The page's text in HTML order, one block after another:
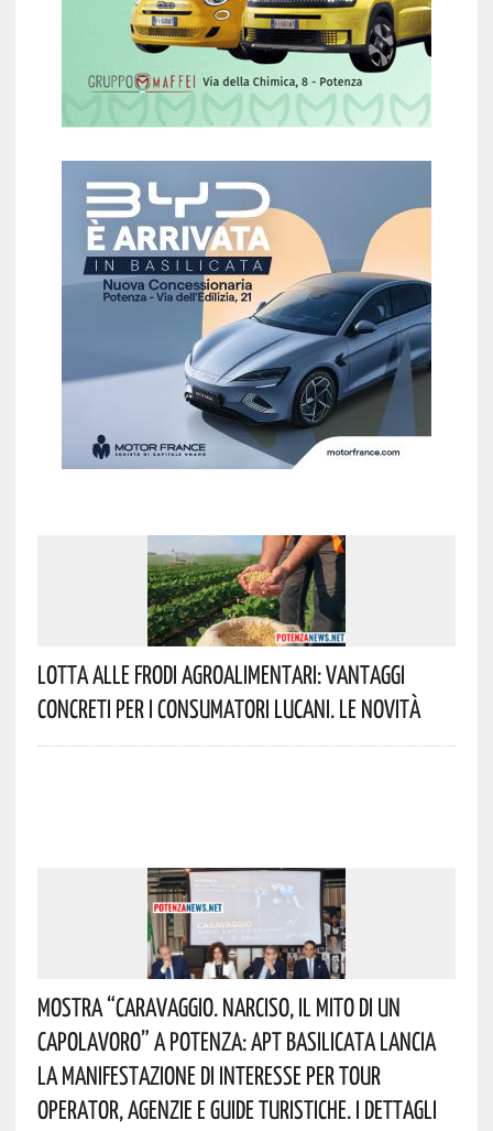
Lotta Alle Frodi Agroalimentari: Vantaggi
Concreti Per I Consumatori Lucani. Le Novità
Mostra “Caravaggio. Narciso, Il Mito Di Un
Capolavoro” A Potenza: APT Basilicata Lancia
La Manifestazione Di Interesse Per Tour
Operator, Agenzie E Guide Turistiche. I Dettagli